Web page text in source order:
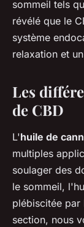
sommeil tels
révélé que le
système
relaxation et
Les
de CBD
L'huile de
multiples
soulager des
le sommeil,
plébiscitée par
section, nous